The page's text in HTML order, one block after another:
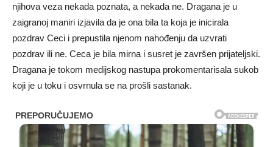
njihova veza nekada poznata, a nekada ne. Dragana je u
zaigranoj maniri izjavila da je ona bila ta koja je inicirala
pozdrav Ceci i prepustila njenom nahođenju da uzvrati
pozdrav ili ne. Ceca je bila mirna i susret je završen prijateljski.
Dragana je tokom medijskog nastupa prokomentarisala sukob
koji je u toku i osvrnula se na prošli sastanak.